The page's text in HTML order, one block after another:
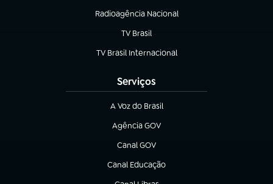
Radioagência Nacional
(abre em nova aba)
TV Brasil
(abre em nova aba)
TV Brasil Internacional
(abre em nova aba)
Serviços
A Voz do Brasil
(abre em nova aba)
Agência GOV
(abre em nova aba)
Canal GOV
(abre em nova aba)
Canal Educação
(abre em nova aba)